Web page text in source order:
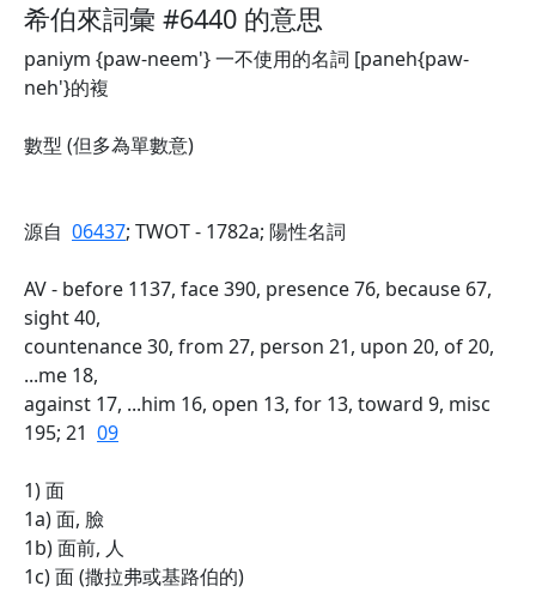
希伯來詞彙 #6440 的意思
paniym {paw-neem'} 一不使用的名詞 [paneh{paw-
neh'}的複
數型 (但多為單數意)
源自 06437; TWOT - 1782a; 陽性名詞
AV - before 1137, face 390, presence 76, because 67,
sight 40,
countenance 30, from 27, person 21, upon 20, of 20,
...me 18,
against 17, ...him 16, open 13, for 13, toward 9, misc
195; 21 09
1) 面
1a) 面, 臉
1b) 面前, 人
1c) 面 (撒拉弗或基路伯的)